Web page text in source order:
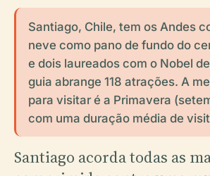
Santiago, Chile, tem os Andes
neve como pano de fundo do
e dois laureados com o Nobel
guia abrange 118 atrações. A
para visitar é a Primavera
com uma duração média de
Santiago acorda todas as